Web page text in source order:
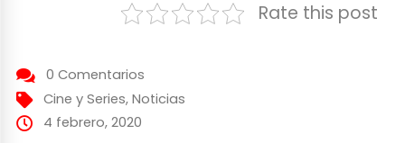
Rate this post
0 Comentarios
Cine y Series, Noticias
4 febrero, 2020